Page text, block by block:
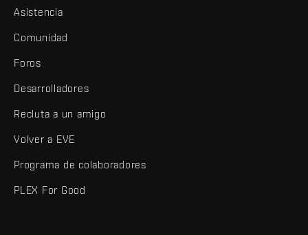
Asistencia
Comunidad
Foros
Desarrolladores
Recluta a un amigo
Volver a EVE
Programa de colaboradores
PLEX For Good